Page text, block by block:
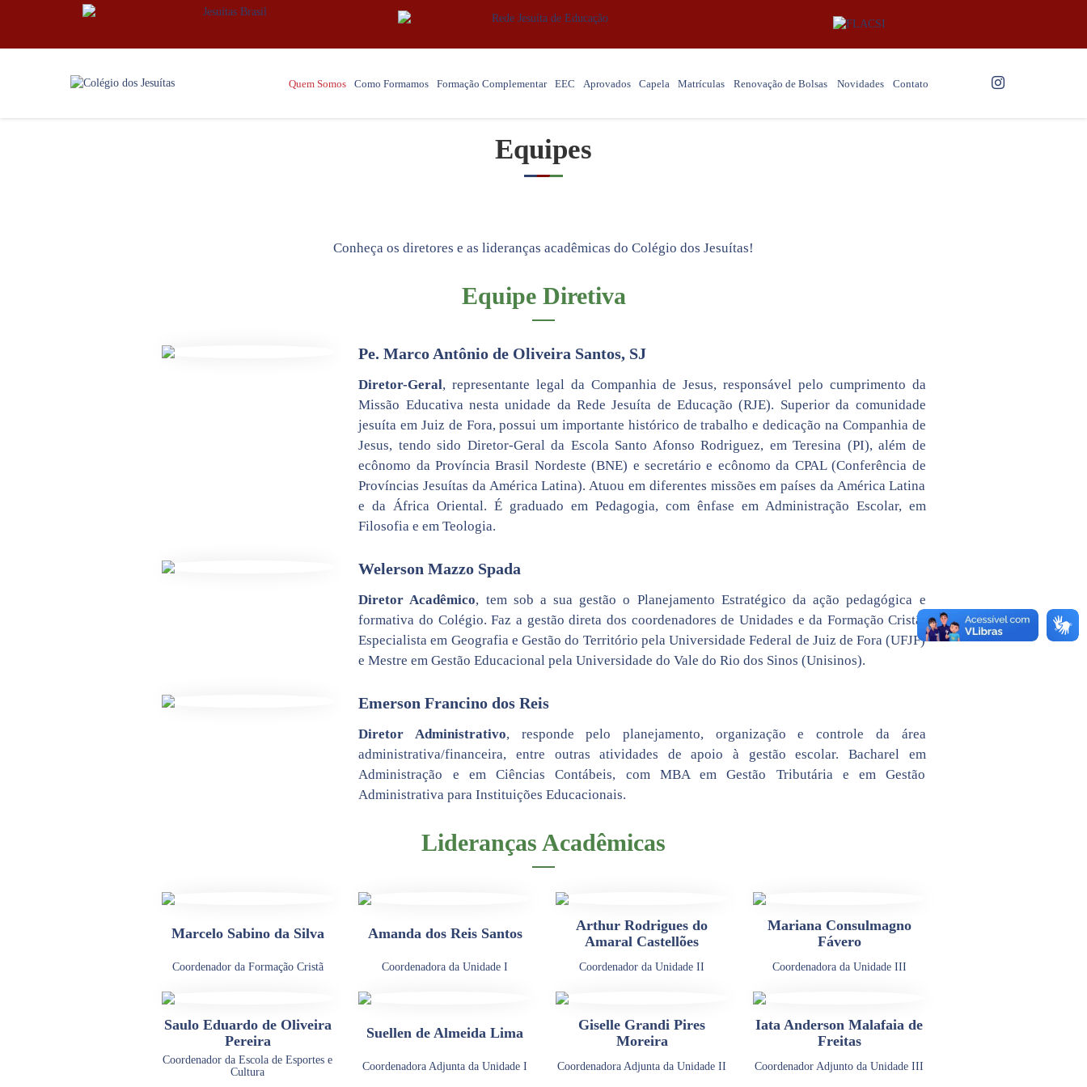
Quem Somos Como Formamos Formação Complementar EEC Aprovados Capela Matrículas Renovação de Bolsas Novidades Contato
Equipes
Conheça os diretores e as lideranças acadêmicas do Colégio dos Jesuítas!
Equipe Diretiva
Pe. Marco Antônio de Oliveira Santos, SJ
Diretor-Geral, representante legal da Companhia de Jesus, responsável pelo cumprimento da
Missão Educativa nesta unidade da Rede Jesuíta de Educação (RJE). Superior da comunidade
jesuíta em Juiz de Fora, possui um importante histórico de trabalho e dedicação na Companhia de
Jesus, tendo sido Diretor-Geral da Escola Santo Afonso Rodriguez, em Teresina (PI), além de
ecônomo da Província Brasil Nordeste (BNE) e secretário e ecônomo da CPAL (Conferência de
Províncias Jesuítas da América Latina). Atuou em diferentes missões em países da América Latina
e da África Oriental. É graduado em Pedagogia, com ênfase em Administração Escolar, em
Filosofia e em Teologia.
Welerson Mazzo Spada
Diretor Acadêmico, tem sob a sua gestão o Planejamento Estratégico da ação pedagógica e
formativa do Colégio. Faz a gestão direta dos coordenadores de Unidades e da Formação Cristã.
Especialista em Geografia e Gestão do Território pela Universidade Federal de Juiz de Fora (UFJF)
e Mestre em Gestão Educacional pela Universidade do Vale do Rio dos Sinos (Unisinos).
Emerson Francino dos Reis
Diretor Administrativo, responde pelo planejamento, organização e controle da área
administrativa/financeira, entre outras atividades de apoio à gestão escolar. Bacharel em
Administração e em Ciências Contábeis, com MBA em Gestão Tributária e em Gestão
Administrativa para Instituições Educacionais.
Lideranças Acadêmicas
Marcelo Sabino da Silva
Coordenador da Formação Cristã
Amanda dos Reis Santos
Coordenadora da Unidade I
Arthur Rodrigues do
Amaral Castellões
Coordenador da Unidade II
Mariana Consulmagno
Fávero
Coordenadora da Unidade III
Saulo Eduardo de Oliveira
Pereira
Coordenador da Escola de Esportes e
Cultura
Suellen de Almeida Lima
Coordenadora Adjunta da Unidade I
Giselle Grandi Pires
Moreira
Coordenadora Adjunta da Unidade II
Iata Anderson Malafaia de
Freitas
Coordenador Adjunto da Unidade III